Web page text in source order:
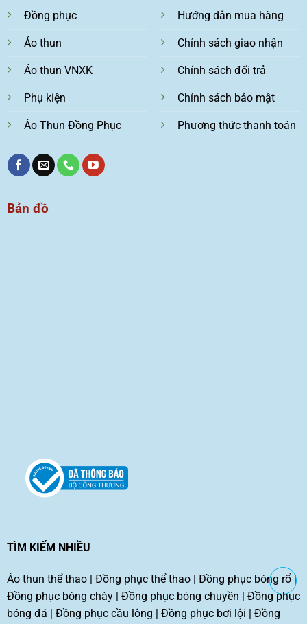
Đồng phục
Áo thun
Áo thun VNXK
Phụ kiện
Áo Thun Đồng Phục
Hướng dẫn mua hàng
Chính sách giao nhận
Chính sách đổi trả
Chính sách bảo mật
Phương thức thanh toán
Bản đồ
TÌM KIẾM NHIỀU
Áo thun thể thao| Đồng phục thể thao| Đồng phục bóng rổ|
Đồng phục bóng chày| Đồng phục bóng chuyền | Đồng phục
bóng đá | Đồng phục cầu lông | Đồng phục bơi lội | Đồng